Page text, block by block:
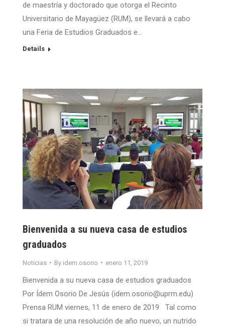
de maestría y doctorado que otorga el Recinto
Universitario de Mayagüez (RUM), se llevará a cabo
una Feria de Estudios Graduados e…
Details
Bienvenida a su nueva casa de estudios
graduados
Noticias By idem.osorio enero 11, 2019
Bienvenida a su nueva casa de estudios graduados
Por Ídem Osorio De Jesús (idem.osorio@uprm.edu)
Prensa RUM viernes, 11 de enero de 2019 Tal como
si tratara de una resolución de año nuevo, un nutrido